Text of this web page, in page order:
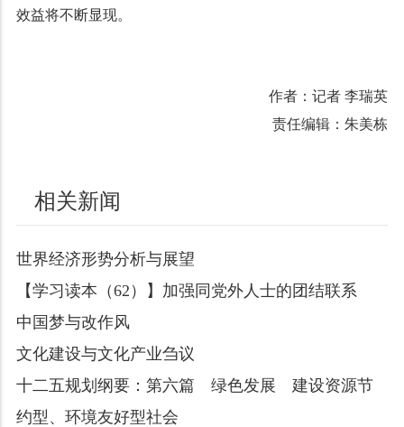
效益将不断显现。
作者：记者 李瑞英
责任编辑：朱美栋
相关新闻
世界经济形势分析与展望
【学习读本（62）】加强同党外人士的团结联系
中国梦与改作风
文化建设与文化产业刍议
十二五规划纲要：第六篇 绿色发展 建设资源节
约型、环境友好型社会